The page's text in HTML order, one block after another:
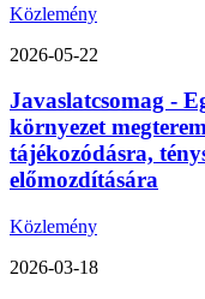
Közlemény
2026-05-22
Javaslatcsomag -
környezet
tájékozódásra,
előmozdítására
Közlemény
2026-03-18